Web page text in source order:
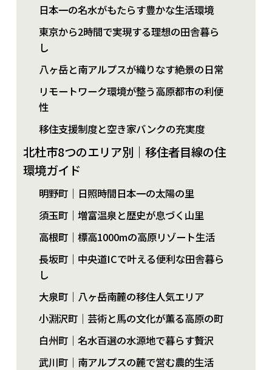
日本一の名水がもたらす豊かな生活環境
東京から2時間で実現する理想の田舎暮ら
し
八ヶ岳と南アルプスが織りなす絶景の日常
リモートワーク環境が整う高原都市の利便
性
移住支援制度と空き家バンクの充実度
北杜市8つのエリア別｜移住者目線の住
環境ガイド
明野町｜日照時間日本一の太陽の里
須玉町｜増富温泉と歴史が息づく山里
高根町｜標高1000mの高原リゾート生活
長坂町｜中央道ICで叶える便利な田舎暮ら
し
大泉町｜八ヶ岳南麓の移住人気エリア
小淵沢町｜芸術と馬の文化が薫る高原の町
白州町｜名水百選の水源地で暮らす贅沢
武川町｜南アルプスの麓で営む農的生活